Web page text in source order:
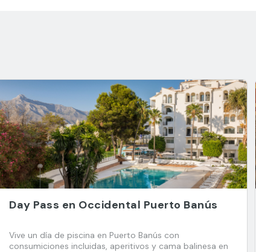
Day Pass en Occidental Puerto Banús
Vive un día de piscina en Puerto Banús con
consumiciones incluidas, aperitivos y cama balinesa en